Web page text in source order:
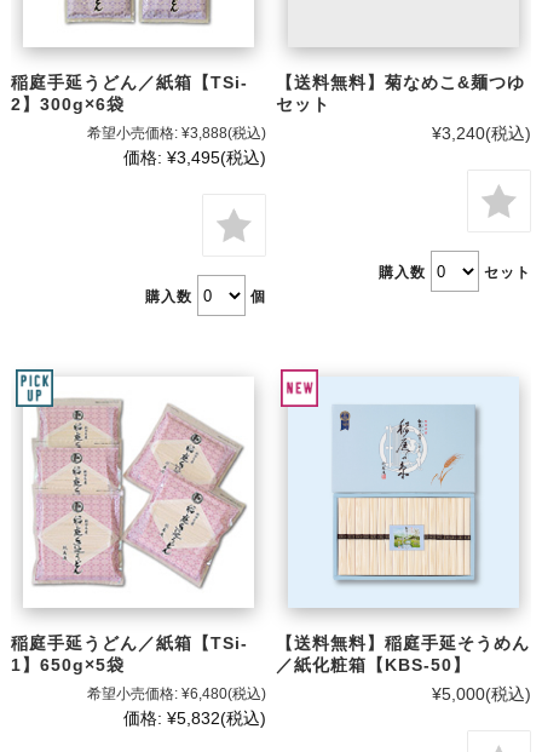
稲庭手延うどん／紙箱【TSi-
2】300g×6袋
希望小売価格: ¥3,888(税込)
価格: ¥3,495(税込)
購入数 個
【送料無料】菊なめこ&麺つゆ
セット
¥3,240(税込)
購入数 セット
稲庭手延うどん／紙箱【TSi-
1】650g×5袋
希望小売価格: ¥6,480(税込)
価格: ¥5,832(税込)
【送料無料】稲庭手延そうめん
／紙化粧箱【KBS-50】
¥5,000(税込)